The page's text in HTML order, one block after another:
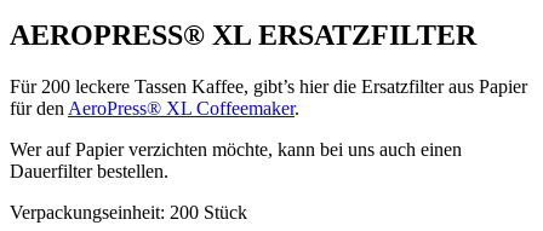
AEROPRESS® XL ERSATZFILTER
Für 200 leckere Tassen Kaffee, gibt’s hier die Ersatzfilter aus Papier
für den AeroPress® XL Coffeemaker.
Wer auf Papier verzichten möchte, kann bei uns auch einen
Dauerfilter bestellen.
Verpackungseinheit: 200 Stück